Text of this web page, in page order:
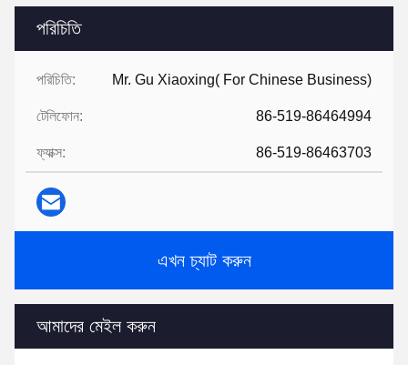
পরিচিতি
পরিচিতি: Mr. Gu Xiaoxing( For Chinese Business)
টেলিফোন: 86-519-86464994
ফ্যাক্স: 86-519-86463703
এখন চ্যাট করুন
আমাদের মেইল করুন